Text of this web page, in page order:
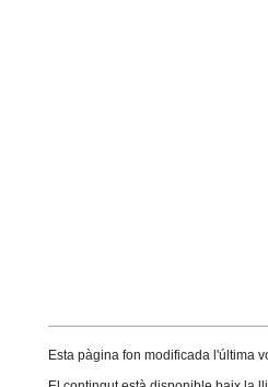
Esta pàgina fon modificada l'última